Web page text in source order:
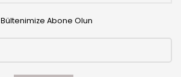
Bültenimize Abone Olun